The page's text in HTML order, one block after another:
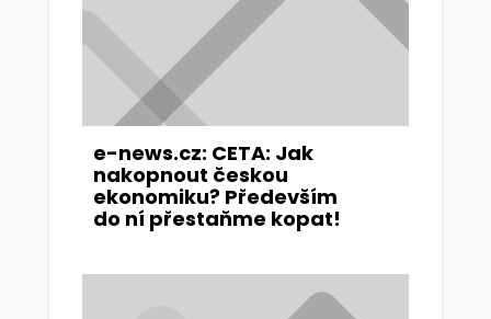
e-news.cz: CETA: Jak
nakopnout českou
ekonomiku? Především
do ní přestaňme kopat!